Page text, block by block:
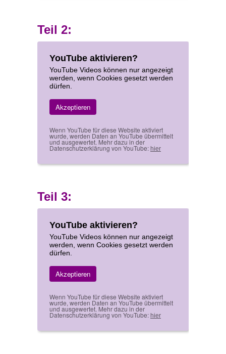
Teil 2:
YouTube aktivieren?
YouTube Videos können nur angezeigt
werden, wenn Cookies gesetzt werden
dürfen.
Akzeptieren
Wenn YouTube für diese Website aktiviert
wurde, werden Daten an YouTube übermittelt
und ausgewertet. Mehr dazu in der
Datenschutzerklärung von YouTube: hier
Teil 3:
YouTube aktivieren?
YouTube Videos können nur angezeigt
werden, wenn Cookies gesetzt werden
dürfen.
Akzeptieren
Wenn YouTube für diese Website aktiviert
wurde, werden Daten an YouTube übermittelt
und ausgewertet. Mehr dazu in der
Datenschutzerklärung von YouTube: hier